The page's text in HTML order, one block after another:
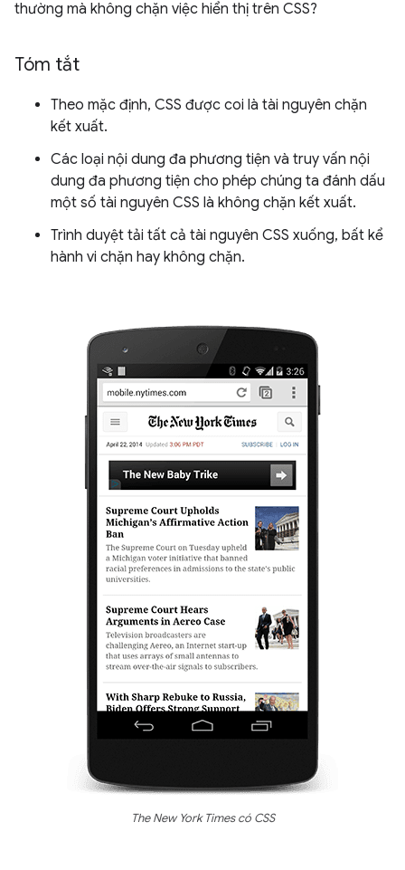
thường mà không chặn việc hiển thị trên CSS?
Tóm tắt
Theo mặc định, CSS được coi là tài nguyên chặn
kết xuất.
Các loại nội dung đa phương tiện và truy vấn nội
dung đa phương tiện cho phép chúng ta đánh dấu
một số tài nguyên CSS là không chặn kết xuất.
Trình duyệt tải tất cả tài nguyên CSS xuống, bất kể
hành vi chặn hay không chặn.
The New York Times có CSS